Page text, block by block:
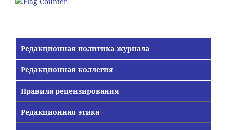
Редакционная политика журнала
Редакционная коллегия
Правила рецензирования
Редакционная этика